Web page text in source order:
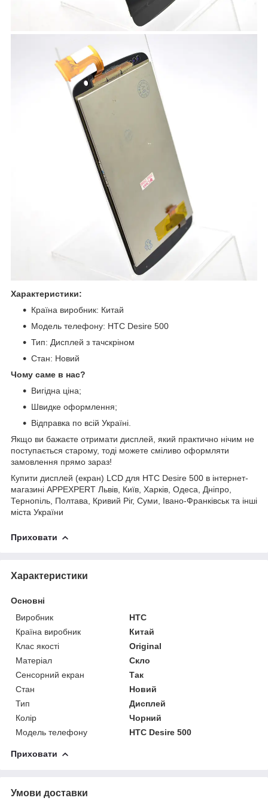
Характеристики:
Країна виробник: Китай
Модель телефону: HTC Desire 500
Тип: Дисплей з тачскріном
Стан: Новий
Чому саме в нас?
Вигідна ціна;
Швидке оформлення;
Відправка по всій Україні.
Якщо ви бажаєте отримати дисплей, який практично нічим не
поступається старому, тоді можете сміливо оформляти
замовлення прямо зараз!
Купити дисплей (екран) LCD для HTC Desire 500 в інтернет-
магазині APPEXPERT Львів, Київ, Харків, Одеса, Дніпро,
Тернопіль, Полтава, Кривий Ріг, Суми, Івано-Франківськ та інші
міста України
Приховати
Характеристики
Основні
Виробник
HTC
Країна виробник
Китай
Клас якості
Original
Матеріал
Скло
Сенсорний екран
Так
Стан
Новий
Тип
Дисплей
Колір
Чорний
Модель телефону
HTC Desire 500
Приховати
Умови доставки